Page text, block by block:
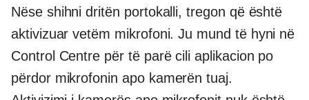
Nëse shihni dritën portokalli, tregon që është
aktivizuar vetëm mikrofoni. Ju mund të hyni në
Control Centre për të parë cili aplikacion po
përdor mikrofonin apo kamerën tuaj.